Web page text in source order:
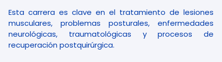
Esta carrera es clave en el tratamiento de lesiones
musculares, problemas posturales, enfermedades
neurológicas, traumatológicas y procesos de
recuperación postquirúrgica.